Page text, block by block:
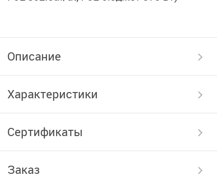
Описание
Характеристики
Сертификаты
Заказ